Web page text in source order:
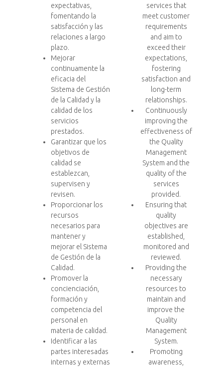
expectativas,
fomentando la
satisfacción y las
relaciones a largo
plazo.
Mejorar
continuamente la
eficacia del
Sistema de Gestión
de la Calidad y la
calidad de los
servicios
prestados.
Garantizar que los
objetivos de
calidad se
establezcan,
supervisen y
revisen.
Proporcionar los
recursos
necesarios para
mantener y
mejorar el Sistema
de Gestión de la
Calidad.
Promover la
concienciación,
formación y
competencia del
personal en
materia de calidad.
Identificar a las
partes interesadas
internas y externas
services that
meet customer
requirements
and aim to
exceed their
expectations,
fostering
satisfaction and
long-term
relationships.
Continuously
improving the
effectiveness of
the Quality
Management
System and the
quality of the
services
provided.
Ensuring that
quality
objectives are
established,
monitored and
reviewed.
Providing the
necessary
resources to
maintain and
improve the
Quality
Management
System.
Promoting
awareness,